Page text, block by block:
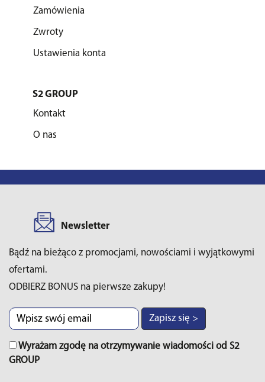
Zamówienia
Zwroty
Ustawienia konta
S2 GROUP
Kontakt
O nas
Newsletter
Bądź na bieżąco z promocjami, nowościami i wyjątkowymi
ofertami.
ODBIERZ BONUS na pierwsze zakupy!
Zapisz się >
Wyrażam zgodę na otrzymywanie wiadomości od S2
GROUP